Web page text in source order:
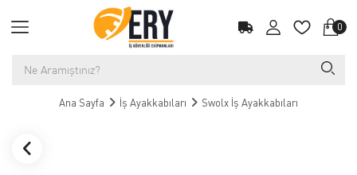
0
Ana Sayfa İş Ayakkabıları Swolx İş Ayakkabıları